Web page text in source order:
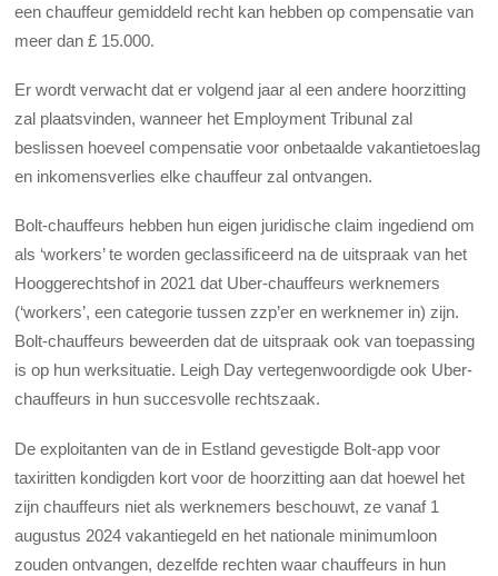
een chauffeur gemiddeld recht kan hebben op compensatie van
meer dan £ 15.000.
Er wordt verwacht dat er volgend jaar al een andere hoorzitting
zal plaatsvinden, wanneer het Employment Tribunal zal
beslissen hoeveel compensatie voor onbetaalde vakantietoeslag
en inkomensverlies elke chauffeur zal ontvangen.
Bolt-chauffeurs hebben hun eigen juridische claim ingediend om
als ‘workers’ te worden geclassificeerd na de uitspraak van het
Hooggerechtshof in 2021 dat Uber-chauffeurs werknemers
(‘workers’, een categorie tussen zzp’er en werknemer in) zijn.
Bolt-chauffeurs beweerden dat de uitspraak ook van toepassing
is op hun werksituatie. Leigh Day vertegenwoordigde ook Uber-
chauffeurs in hun succesvolle rechtszaak.
De exploitanten van de in Estland gevestigde Bolt-app voor
taxiritten kondigden kort voor de hoorzitting aan dat hoewel het
zijn chauffeurs niet als werknemers beschouwt, ze vanaf 1
augustus 2024 vakantiegeld en het nationale minimumloon
zouden ontvangen, dezelfde rechten waar chauffeurs in hun